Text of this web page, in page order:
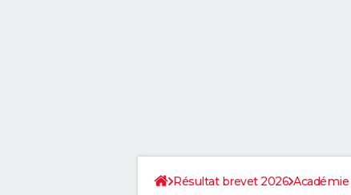
Résultat brevet 2026